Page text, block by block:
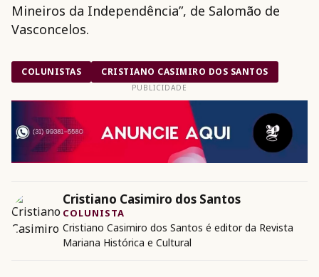
Mineiros da Independência”, de Salomão de
Vasconcelos.
COLUNISTAS CRISTIANO CASIMIRO DOS SANTOS
PUBLICIDADE
Cristiano Casimiro dos Santos
COLUNISTA
Cristiano Casimiro dos Santos é editor da Revista
Mariana Histórica e Cultural